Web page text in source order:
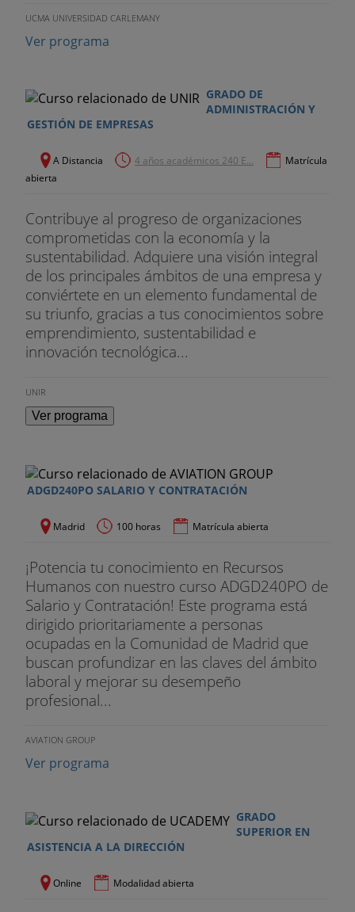
UCMA UNIVERSIDAD CARLEMANY
Ver programa
GRADO DE
ADMINISTRACIÓN Y
GESTIÓN DE EMPRESAS
A Distancia 4 años académicos 240 E...
Matrícula
abierta
Contribuye al progreso de organizaciones
comprometidas con la economía y la
sustentabilidad. Adquiere una visión integral
de los principales ámbitos de una empresa y
conviértete en un elemento fundamental de
su triunfo, gracias a tus conocimientos sobre
emprendimiento, sustentabilidad e
innovación tecnológica...
UNIR
Ver programa
ADGD240PO SALARIO Y CONTRATACIÓN
Madrid 100 horas Matrícula abierta
¡Potencia tu conocimiento en Recursos
Humanos con nuestro curso ADGD240PO de
Salario y Contratación! Este programa está
dirigido prioritariamente a personas
ocupadas en la Comunidad de Madrid que
buscan profundizar en las claves del ámbito
laboral y mejorar su desempeño
profesional...
AVIATION GROUP
Ver programa
GRADO
SUPERIOR EN
ASISTENCIA A LA DIRECCIÓN
Online Modalidad abierta